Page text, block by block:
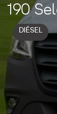
DIÉSEL
190